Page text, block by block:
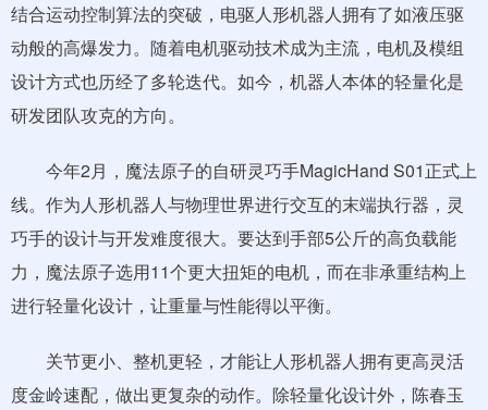
结合运动控制算法的突破，电驱人形机器人拥有了如液压驱
动般的高爆发力。随着电机驱动技术成为主流，电机及模组
设计方式也历经了多轮迭代。如今，机器人本体的轻量化是
研发团队攻克的方向。
今年2月，魔法原子的自研灵巧手MagicHand S01正式上
线。作为人形机器人与物理世界进行交互的末端执行器，灵
巧手的设计与开发难度很大。要达到手部5公斤的高负载能
力，魔法原子选用11个更大扭矩的电机，而在非承重结构上
进行轻量化设计，让重量与性能得以平衡。
关节更小、整机更轻，才能让人形机器人拥有更高灵活
度金岭速配，做出更复杂的动作。除轻量化设计外，陈春玉